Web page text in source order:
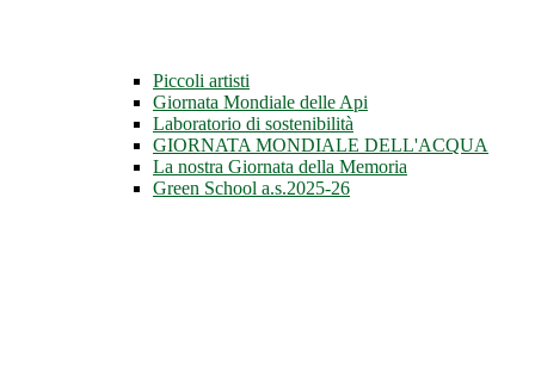
Piccoli artisti
Giornata Mondiale delle Api
Laboratorio di sostenibilità
GIORNATA MONDIALE DELL'ACQUA
La nostra Giornata della Memoria
Green School a.s.2025-26